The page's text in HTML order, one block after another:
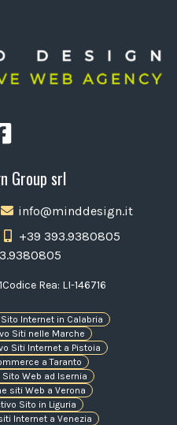
Group srl
info@minddesign.it
+39 393.9380805
Codice Rea: LI-146716
Internet in Calabria
Siti nelle Marche
Siti Internet a Pistoia
a Taranto
Web ad Isernia
siti Web a Verona
Sito in Liguria
Internet a Venezia